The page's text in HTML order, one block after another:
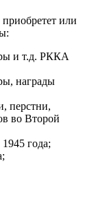
или
и т.д. РККА
награды
перстни,
во Второй
года;